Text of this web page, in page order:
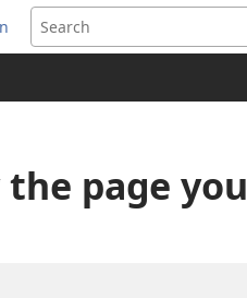
page you